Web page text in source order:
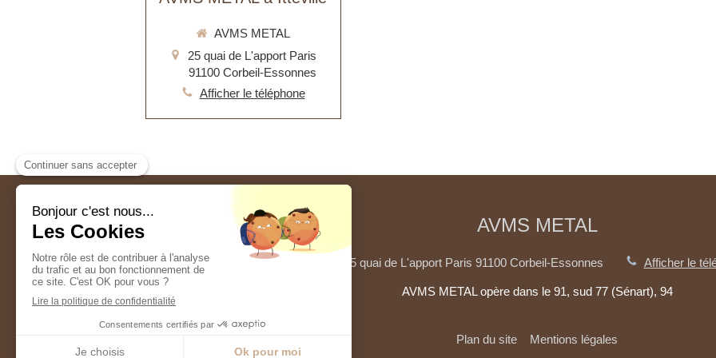
AVMS METAL
25 quai de L'apport Paris
91100 Corbeil-Essonnes
Afficher le téléphone
AVMS METAL
25 quai de L'apport Paris 91100 Corbeil-Essonnes Afficher le
AVMS METAL opère dans le 91, sud 77 (Sénart), 94
Plan du site Mentions légales